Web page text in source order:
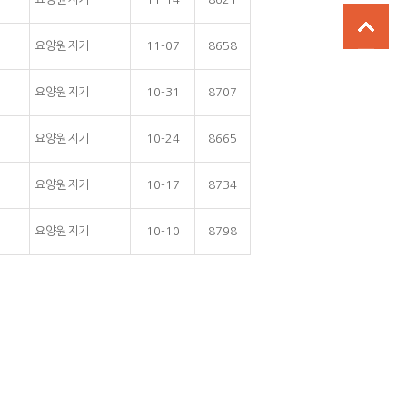
요양원지기 11-07 8658
요양원지기 10-31 8707
요양원지기 10-24 8665
요양원지기 10-17 8734
요양원지기 10-10 8798